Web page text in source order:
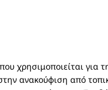
χρησιμοποιείται
ανακούφιση από